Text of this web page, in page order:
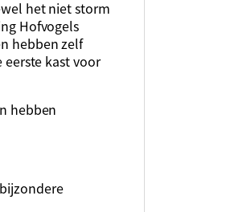
het niet storm
Hofvogels
hebben zelf
kast voor
hebben